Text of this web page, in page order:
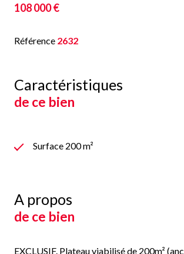
108 000 €
Référence 2632
Caractéristiques
de ce bien
Surface 200 m²
A propos
de ce bien
EXCLUSIF. Plateau viabilisé de 200m²